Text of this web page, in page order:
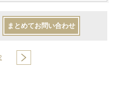
まとめてお問い合わせ